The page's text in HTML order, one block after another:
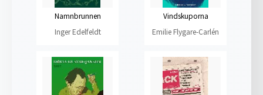
Namnbrunnen
Inger Edelfeldt
Vindskuporna
Emilie Flygare-Carlén